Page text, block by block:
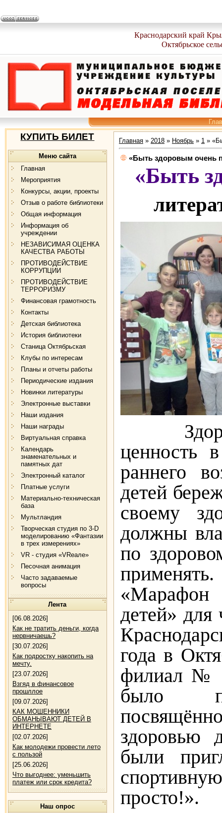
Краснодарский край
Октябрьское
КУПИТЬ БИЛЕТ
Меню сайта
Главная
Мероприятия
Конкурсы, акции, проекты
Отзыв о работе библиотеки
Общая информация
Информация об
учреждении
НЕЗАВИСИМАЯ ОЦЕНКА
КАЧЕСТВА РАБОТЫ
ПРОТИВОДЕЙСТВИЕ
КОРРУПЦИИ
ПРОТИВОДЕЙСТВИЕ
ТЕРРОРИЗМУ
Финансовая грамотность
Контакты
Детская библиотека
История библиотеки
Станица Октябрьская
Клубы по интересам
Планы и отчеты работы
Периодические издания
Новинки литературы
Электронные выставки
Наши издания
Наши награды
Виртуальная справка
Календарь
знаменательных и
памятных дат
Электронный каталог
Платные услуги
Материально-техническая
база
Мультландия
Творческая студия по 3-D
моделированию «Фантазии
в трех измерениях»
VR - студия «VRеале»
Песочная анимация
Часто задаваемые
вопросы
Лента
[06.08.2026]
Как не тратить деньги, когда
нервничаешь?
[30.07.2026]
Как подростку накопить на
мечту.
[23.07.2026]
Взгяд в финансовое
прошллое
[09.07.2026]
КАК МОШЕННИКИ
ОБМАНЫВАЮТ ДЕТЕЙ В
ИНТЕРНЕТЕ
[02.07.2026]
Как молодежи провести лето
с пользой
[25.06.2026]
Что выгоднее: уменьшить
платеж или срок кредита?
Наш опрос
Главная » 2018 » Ноябрь » 1 »
«Быть здоровым очень
«Быть
ценность
раннего
детей
своему
должны
по
применять.
«Марафон
детей» для
годав
филиал №
было
здоровью
были
просто!».